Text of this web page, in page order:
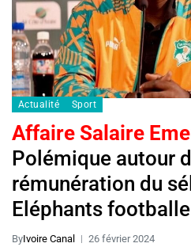
Actualité Sport
Affaire Salaire
Polémique autour
rémunération du
Eléphants
ByIvoire Canal 26 février 2024